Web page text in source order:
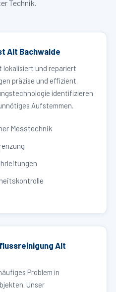
Technik.
Alt Bachwalde
lokalisiert und repariert
präzise und effizient.
identifizieren
Aufstemmen.
Messtechnik
Alt
Problem in
Unser